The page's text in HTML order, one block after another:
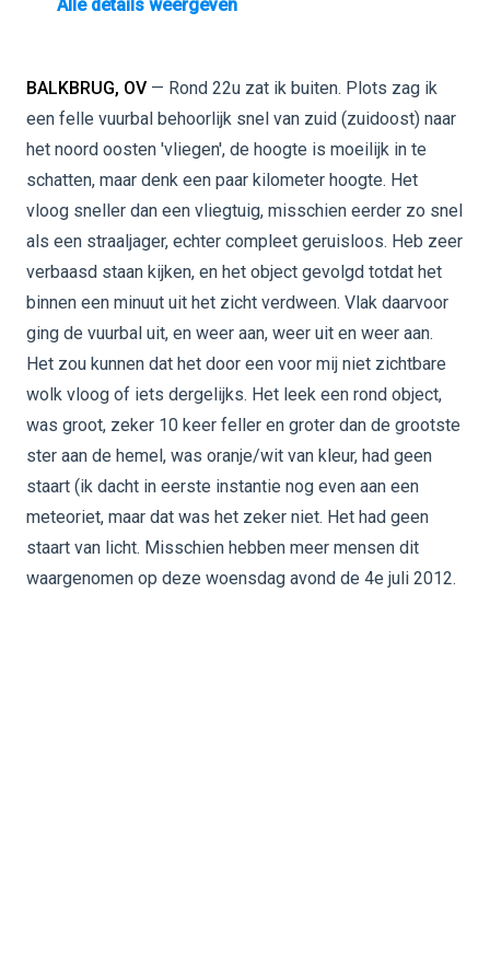
Alle details weergeven
BALKBRUG, OV — Rond 22u zat ik buiten. Plots zag ik
een felle vuurbal behoorlijk snel van zuid (zuidoost) naar
het noord oosten 'vliegen', de hoogte is moeilijk in te
schatten, maar denk een paar kilometer hoogte. Het
vloog sneller dan een vliegtuig, misschien eerder zo snel
als een straaljager, echter compleet geruisloos. Heb zeer
verbaasd staan kijken, en het object gevolgd totdat het
binnen een minuut uit het zicht verdween. Vlak daarvoor
ging de vuurbal uit, en weer aan, weer uit en weer aan.
Het zou kunnen dat het door een voor mij niet zichtbare
wolk vloog of iets dergelijks. Het leek een rond object,
was groot, zeker 10 keer feller en groter dan de grootste
ster aan de hemel, was oranje/wit van kleur, had geen
staart (ik dacht in eerste instantie nog even aan een
meteoriet, maar dat was het zeker niet. Het had geen
staart van licht. Misschien hebben meer mensen dit
waargenomen op deze woensdag avond de 4e juli 2012.